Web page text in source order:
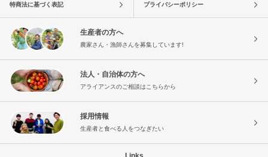
特商法に基づく表記 プライバシーポリシー
生産者の方へ
農家さん・漁師さんを募集しています!
法人・自治体の方へ
アライアンスのご相談はこちらから
採用情報
生産者と食べる人をつなぎたい